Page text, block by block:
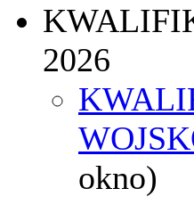
2026
okno)